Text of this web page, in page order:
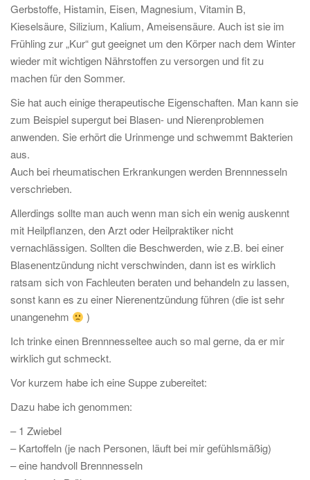
Gerbstoffe, Histamin, Eisen, Magnesium, Vitamin B,
Kieselsäure, Silizium, Kalium, Ameisensäure. Auch ist sie im
Frühling zur „Kur“ gut geeignet um den Körper nach dem Winter
wieder mit wichtigen Nährstoffen zu versorgen und fit zu
machen für den Sommer.
Sie hat auch einige therapeutische Eigenschaften. Man kann sie
zum Beispiel supergut bei Blasen- und Nierenproblemen
anwenden. Sie erhört die Urinmenge und schwemmt Bakterien
aus.
Auch bei rheumatischen Erkrankungen werden Brennnesseln
verschrieben.
Allerdings sollte man auch wenn man sich ein wenig auskennt
mit Heilpflanzen, den Arzt oder Heilpraktiker nicht
vernachlässigen. Sollten die Beschwerden, wie z.B. bei einer
Blasenentzündung nicht verschwinden, dann ist es wirklich
ratsam sich von Fachleuten beraten und behandeln zu lassen,
sonst kann es zu einer Nierenentzündung führen (die ist sehr
unangenehm
)
Ich trinke einen Brennnesseltee auch so mal gerne, da er mir
wirklich gut schmeckt.
Vor kurzem habe ich eine Suppe zubereitet:
Dazu habe ich genommen:
– 1 Zwiebel
– Kartoffeln (je nach Personen, läuft bei mir gefühlsmäßig)
– eine handvoll Brennnesseln